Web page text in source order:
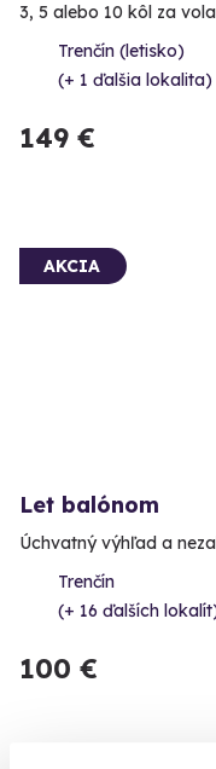
3, 5 alebo 10 kôl za
Trenčín (letisko)
(+ 1 ďalšia lokalita)
149 €
AKCIA
Let balónom
Úchvatný výhľad a
Trenčín
(+ 16 ďalších
100 €